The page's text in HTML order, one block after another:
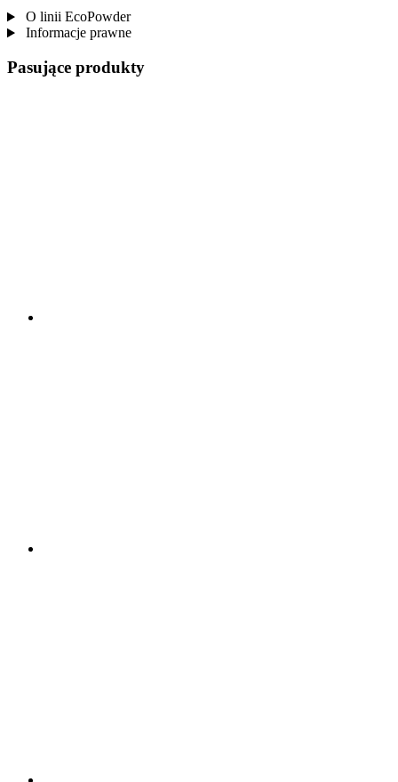
O linii EcoPowder
Informacje prawne
Pasujące produkty